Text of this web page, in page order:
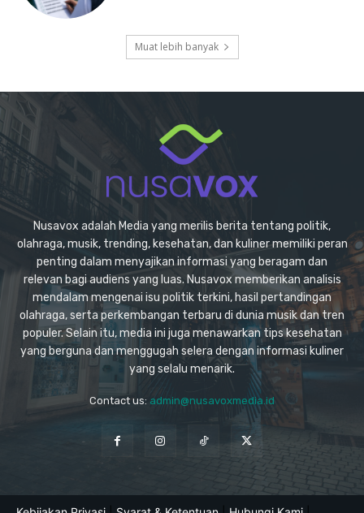
Muat lebih banyak
Nusavox adalah Media yang merilis berita tentang politik,
olahraga, musik, trending, kesehatan, dan kuliner memiliki peran
penting dalam menyajikan informasi yang beragam dan
relevan bagi audiens yang luas. Nusavox memberikan analisis
mendalam mengenai isu politik terkini, hasil pertandingan
olahraga, serta perkembangan terbaru di dunia musik dan tren
populer. Selain itu, media ini juga menawarkan tips kesehatan
yang berguna dan menggugah selera dengan informasi kuliner
yang selalu menarik.
Contact us: admin@nusavoxmedia.id